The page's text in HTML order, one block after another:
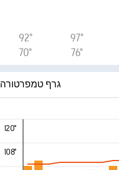
92°
70°
97°
76°
גרף טמפרטורה
120°
108°